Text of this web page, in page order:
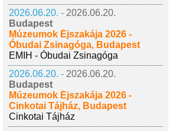
2026.06.20. - 2026.06.20.
Budapest
Múzeumok Éjszakája 2026 -
Óbudai Zsinagóga, Budapest
EMIH - Óbudai Zsinagóga
2026.06.20. - 2026.06.20.
Budapest
Múzeumok Éjszakája 2026 -
Cinkotai Tájház, Budapest
Cinkotai Tájház